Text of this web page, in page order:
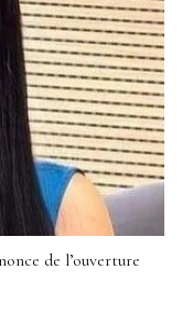
de l’ouverture